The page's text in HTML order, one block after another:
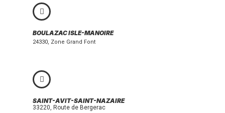
BOULAZAC ISLE-MANOIRE
24330, Zone Grand Font
SAINT-AVIT-SAINT-NAZAIRE
33220, Route de Bergerac